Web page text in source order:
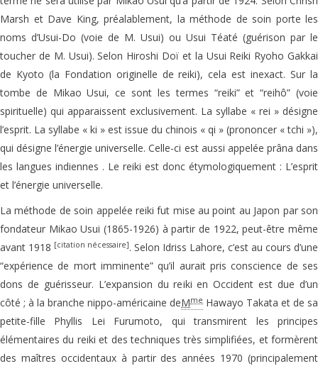
Marsh et Dave King, préalablement, la méthode de soin porte les
noms d’Usui-Do (voie de M. Usui) ou Usui Téaté (guérison par le
toucher de M. Usui). Selon Hiroshi Doï et la Usui Reiki Ryoho Gakkai
de Kyoto (la Fondation originelle de reiki), cela est inexact. Sur la
tombe de Mikao Usui, ce sont les termes “reiki” et “reihô” (voie
spirituelle) qui apparaissent exclusivement. La syllabe « rei » désigne
l’esprit. La syllabe « ki » est issue du chinois « qi » (prononcer « tchi »),
qui désigne l’énergie universelle. Celle-ci est aussi appelée prâna dans
les langues indiennes . Le reiki est donc étymologiquement : L’esprit
et l’énergie universelle.
La méthode de soin appelée reiki fut mise au point au Japon par son
fondateur Mikao Usui (1865-1926) à partir de 1922, peut-être même
avant 1918 [citation nécessaire]. Selon Idriss Lahore, c’est au cours d’une
“expérience de mort imminente” qu’il aurait pris conscience de ses
dons de guérisseur. L’expansion du reiki en Occident est due d’un
côté ; à la branche nippo-américaine deMme Hawayo Takata et de sa
petite-fille Phyllis Lei Furumoto, qui transmirent les principes
élémentaires du reiki et des techniques très simplifiées, et formèrent
des maîtres occidentaux à partir des années 1970 (principalement